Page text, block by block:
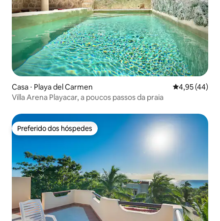
Casa ⋅ Playa del Carmen 4,95 de uma
4,95 (44)
Villa Arena Playacar, a poucos passos da praia
Preferido dos hóspedes
Preferido dos hóspedes